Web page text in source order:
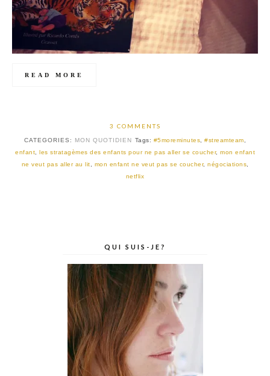
READ MORE
3 COMMENTS
CATEGORIES: MON QUOTIDIEN Tags: #5moreminutes,#streamteam,
enfant, les stratagèmes des enfants pour ne pas aller se coucher, mon enfant
ne veut pas aller au lit, mon enfant ne veut pas se coucher, négociations,
netflix
QUI SUIS-JE?